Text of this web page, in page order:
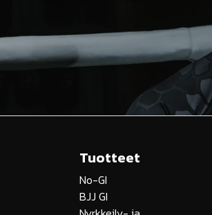
Tuotteet
No-GI
BJJ GI